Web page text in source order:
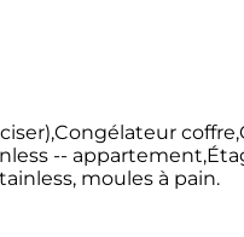
--
moules à pain.